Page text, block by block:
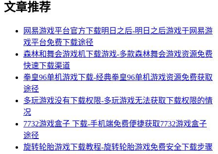
文章推荐
网易游戏平台官方下载明日之后-明日之后游戏于网易游
戏平台免费下载途径
森林和舞会游戏机下载游戏-多款森林舞会游戏资源免费
快速下载渠道
拳皇96单机游戏下载-经典拳皇96单机游戏资源免费获取
途径
多玩游戏没有下载权限-多玩游戏无法获取下载权限的情
况
7732游戏盒子 下载-手机端免费便捷获取7732游戏盒子
途径
旋转轮胎游戏下载教程-旋转轮胎游戏免费安全下载步骤